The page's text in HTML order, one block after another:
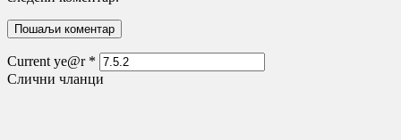
Current ye@r *
Слични чланци